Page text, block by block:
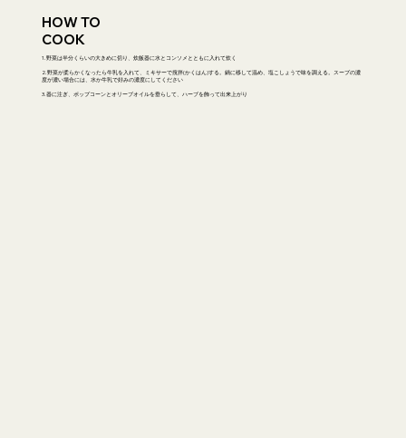
HOW TO
COOK
1. 野菜は半分くらいの大きめに切り、炊飯器に水とコンソメとともに入れて炊く
2. 野菜が柔らかくなったら牛乳を入れて、ミキサーで撹拌(かくはん)する。鍋に移して温め、塩こしょうで味を調える。スープの濃
度が濃い場合には、水か牛乳で好みの濃度にしてください
3. 器に注ぎ、ポップコーンとオリーブオイルを垂らして、ハーブを飾って出来上がり